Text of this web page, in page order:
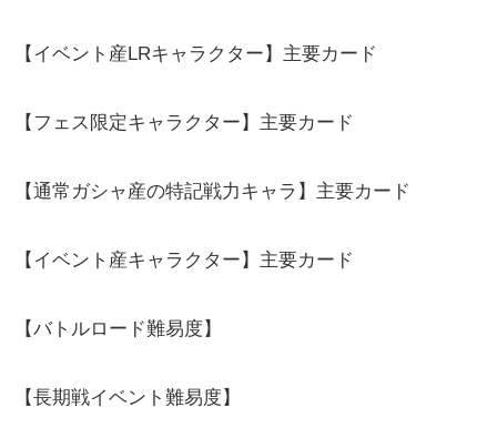
【イベント産LRキャラクター】主要カード
【フェス限定キャラクター】主要カード
【通常ガシャ産の特記戦力キャラ】主要カード
【イベント産キャラクター】主要カード
【バトルロード難易度】
【長期戦イベント難易度】